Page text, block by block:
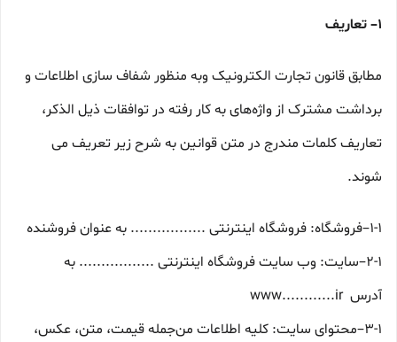
۱– تعاریف
مطابق قانون تجارت الکترونیک وبه منظور شفاف سازی اطلاعات و
برداشت مشترک از واژه‌های به کار رفته در توافقات ذیل الذکر،
تعاریف کلمات مندرج در متن قوانین به شرح زیر تعریف می
شوند.
۱-۱–فروشگاه: فروشگاه اینترنتی ................. به عنوان فروشنده
۲-۱–سایت: وب سایت فروشگاه اینترنتی ................. به
آدرس www............ir
۳-۱–محتوای سایت: کلیه اطلاعات من‌جمله قیمت، متن، عکس،